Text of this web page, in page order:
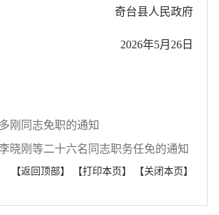
奇台县人民政府
2026年5月26日
刚同志免职的通知
晓刚等二十六名同志职务任免的通知
【返回顶部】 【打印本页】 【关闭本页】